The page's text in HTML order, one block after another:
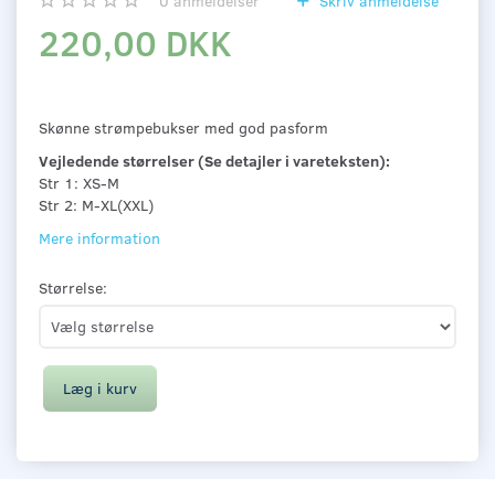
220,00 DKK
Skønne strømpebukser med god pasform
Vejledende størrelser (Se detajler i vareteksten):
Str 1: XS-M
Str 2: M-XL(XXL)
Mere information
Størrelse:
Læg i kurv